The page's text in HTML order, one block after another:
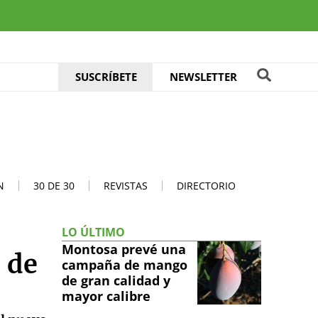
SUSCRÍBETE NEWSLETTER
30 DE 30 REVISTAS DIRECTORIO
LO ÚLTIMO
Montosa prevé una
campaña de mango
de gran calidad y
mayor calibre